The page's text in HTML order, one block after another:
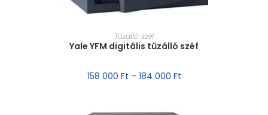
MÉRET VÁLASZTÁSA
Tűzálló széf
Yale YFM digitális tűzálló széf
158 000 Ft – 184 000 Ft